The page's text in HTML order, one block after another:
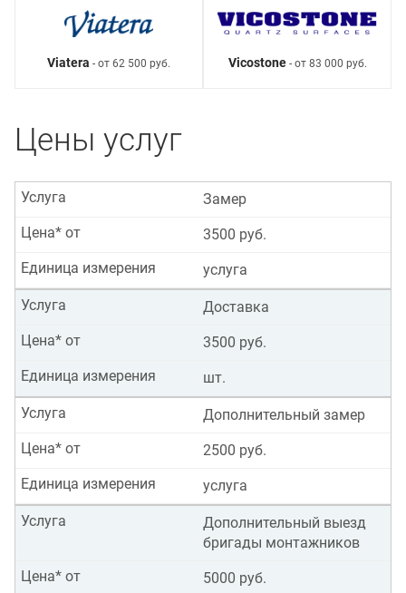
Viatera - от 62 500 руб. Vicostone- от 83 000 руб.
Цены услуг
Замер
Услуга
3500 руб.
Цена* от
услуга
Единица измерения
Доставка
Услуга
3500 руб.
Цена* от
шт.
Единица измерения
Дополнительный замер
Услуга
2500 руб.
Цена* от
услуга
Единица измерения
Дополнительный выезд
бригады монтажников
Услуга
5000 руб.
Цена* от